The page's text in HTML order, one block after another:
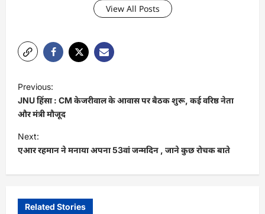
View All Posts
o
s
t
n
a
Previous:
JNU हिंसा : CM केजरीवाल के आवास पर बैठक शुरू, कई वरिष्ठ नेता
और मंत्री मौजूद
Next:
एआर रहमान ने मनाया अपना 53वां जन्मदिन , जाने कुछ रोचक बाते
Related Stories